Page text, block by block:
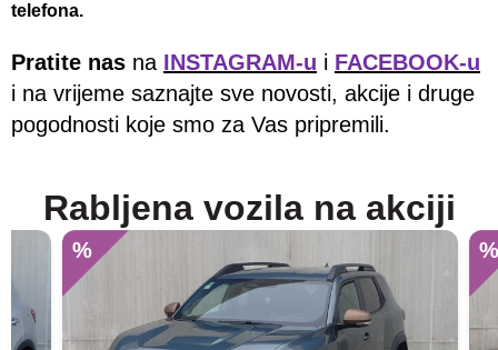
telefona.
Pratite nas na INSTAGRAM-u i FACEBOOK-u
i na vrijeme saznajte sve novosti, akcije i druge
pogodnosti koje smo za Vas pripremili.
Rabljena vozila na akciji
%